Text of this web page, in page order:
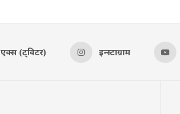
एक्स (ट्विटर) इन्स्टाग्राम